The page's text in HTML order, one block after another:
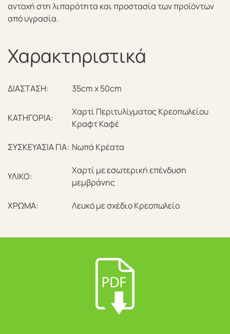
αντοχή στη λιπαρότητα και προστασία των προϊόντων
από υγρασία.
Χαρακτηριστικά
ΔΙΑΣΤΑΣΗ: 35cm x 50cm
ΚΑΤΗΓΟΡΙΑ:
Χαρτί Περιτυλίγματος Κρεοπωλείου
Κραφτ Καφέ
ΣΥΣΚΕΥΑΣΙΑ ΓΙΑ: Νωπά Κρέατα
ΥΛΙΚΟ:
Χαρτί με εσωτερική επένδυση
μεμβράνης
ΧΡΩΜΑ: Λευκό με σχέδιο Κρεοπωλείο